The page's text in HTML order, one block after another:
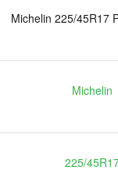
Michelin 225/45R17
Michelin
225/